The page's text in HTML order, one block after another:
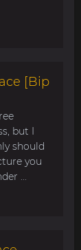
[Bip
but I
should
you
...